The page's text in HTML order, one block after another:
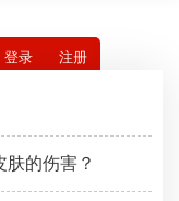
登录 注册
的伤害？